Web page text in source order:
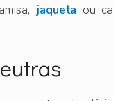
jaqueta ou